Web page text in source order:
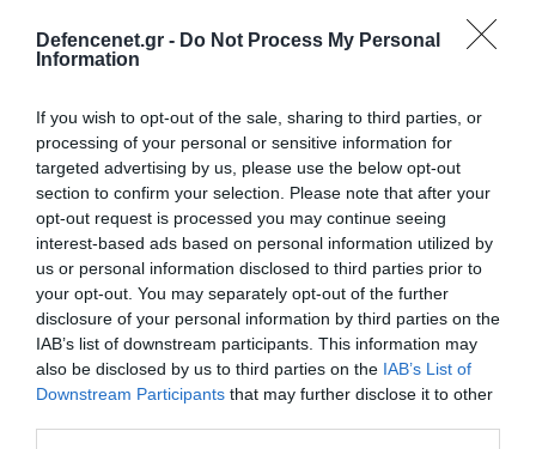
Defencenet.gr - Do Not Process My Personal
Information
If you wish to opt-out of the sale, sharing to third parties, or
processing of your personal or sensitive information for
targeted advertising by us, please use the below opt-out
section to confirm your selection. Please note that after your
opt-out request is processed you may continue seeing
interest-based ads based on personal information utilized by
us or personal information disclosed to third parties prior to
your opt-out. You may separately opt-out of the further
disclosure of your personal information by third parties on the
IAB’s list of downstream participants. This information may
also be disclosed by us to third parties on the IAB’s List of
Downstream Participants that may further disclose it to other
08.08.2026 | 09:02